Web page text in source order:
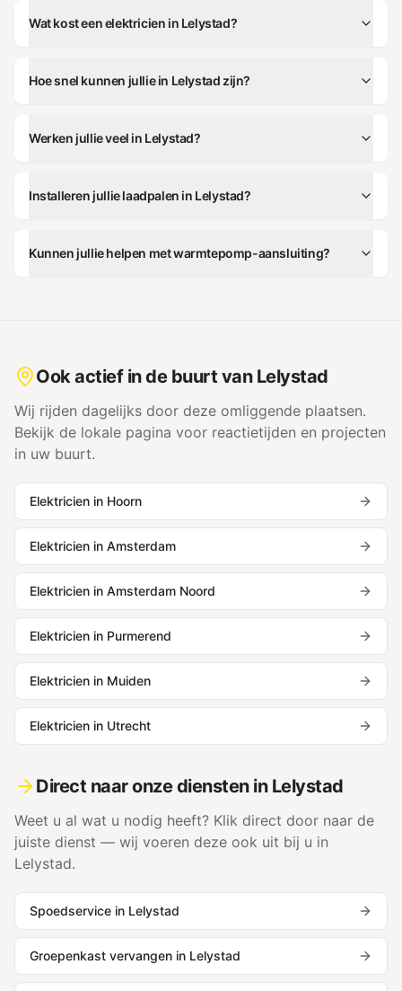
Wat kost een elektricien in Lelystad?
Hoe snel kunnen jullie in Lelystad zijn?
Werken jullie veel in Lelystad?
Installeren jullie laadpalen in Lelystad?
Kunnen jullie helpen met warmtepomp-aansluiting?
Ook actief in de buurt van Lelystad
Wij rijden dagelijks door deze omliggende plaatsen.
Bekijk de lokale pagina voor reactietijden en projecten
in uw buurt.
Elektricien in Hoorn
Elektricien in Amsterdam
Elektricien in Amsterdam Noord
Elektricien in Purmerend
Elektricien in Muiden
Elektricien in Utrecht
Direct naar onze diensten in Lelystad
Weet u al wat u nodig heeft? Klik direct door naar de
juiste dienst — wij voeren deze ook uit bij u in
Lelystad.
Spoedservice in Lelystad
Groepenkast vervangen in Lelystad